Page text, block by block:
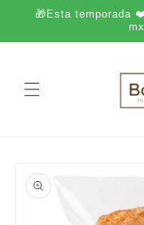
directamente
🎁Esta temporada
a la
información